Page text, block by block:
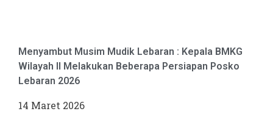
Menyambut Musim Mudik Lebaran : Kepala BMKG
Wilayah II Melakukan Beberapa Persiapan Posko
Lebaran 2026
14 Maret 2026